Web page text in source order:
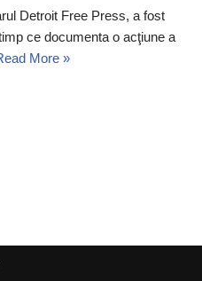
Detroit Free Press, a fost
ce documenta o acţiune a
More »